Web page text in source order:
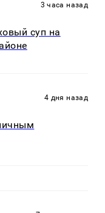
3 часа назад
суп на
4 дня назад